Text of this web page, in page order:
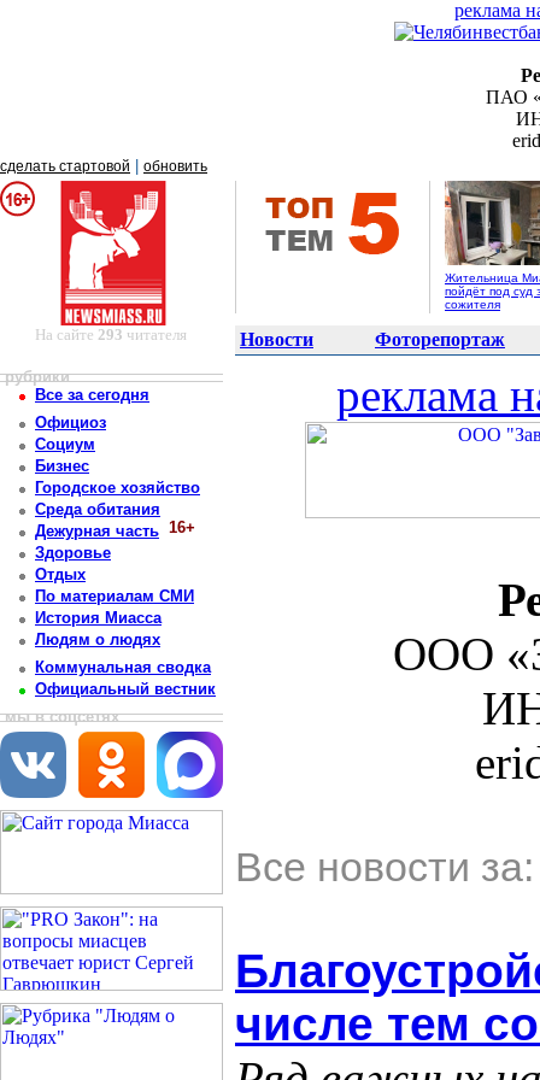
реклама
ПАО
сделать стартовой обновить
Жительница
пойдёт под суд
сожителя
На сайте 293 читателя Новости Фоторепортаж
рубрики
Все за сегодня
Официоз
Социум
Бизнес
Городское хозяйство
Среда обитания
Дежурная часть 16+
Здоровье
Отдых
По материалам СМИ
История Миасса
Людям о людях
Коммунальная сводка
Официальный вестник
мы в соцсетях
реклама
ООО
Все новости
числе тем